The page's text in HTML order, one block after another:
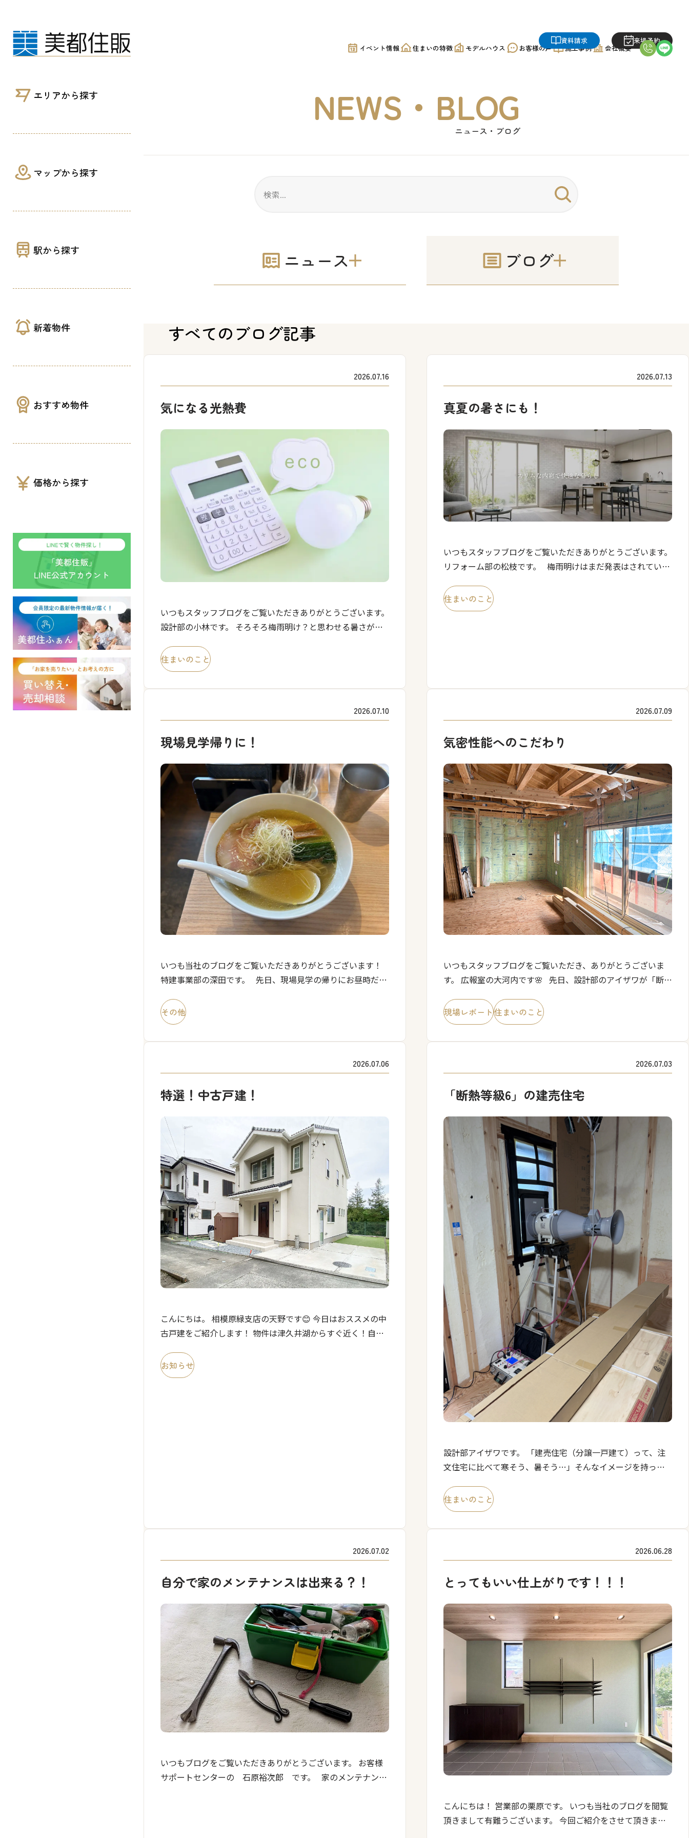
ニュース・ブログ｜現場レポート・お知らせ｜美都住販
エリアから探す
マップから探す
駅から探す
新着物件
おすすめ物件
価格から探す
イベント情報 住まいの特徴 モデルハウス お客様の声 施工事例 会社概要
資料請求 来場予約
NEWS・BLOG
ニュース・ブログ
ニュース ブログ
すべてのブログ記事
2026.07.16
気になる光熱費
いつもスタッフブログをご覧いただきありがとうございます。
設計部の小林です。 そろそろ梅雨明け？と思わせる暑さが続
代が気になり、久しぶりにチェックしてみました。 我 […]
住まいのこと
2026.07.13
真夏の暑さにも！
いつもスタッフブログをご覧いただきありがとうございます。
リフォーム部の松枝です。 梅雨明けはまだ発表はされていま
も有効な内窓設置をオススメさせていた […]
住まいのこと
2026.07.10
現場見学帰りに！
いつも当社のブログをご覧いただきありがとうございます！
特建事業部の深田です。 先日、現場見学の帰りにお昼時だっ
前は「中村麺三郎商店」 どうやら醤油 […]
その他
2026.07.09
気密性能へのこだわり
いつもスタッフブログをご覧いただき、ありがとうございま
す。 広報室の大河内です🌸 先日、設計部のアイザワが「断熱
える気密性についてご紹介しました。 「 […]
現場レポート住まいのこと
2026.07.06
特選！中古戸建！
こんにちは。 相模原緑支店の天野です😊 今日はおススメの中
古戸建をご紹介します！ 物件は津久井湖からすぐ近く！自然
住宅！ 開放感のあるリビング！ 憧れのアイランドキ […]
お知らせ
2026.07.03
「断熱等級6」の建売住宅
設計部アイザワです。 「建売住宅（分譲一戸建て）って、注
文住宅に比べて寒そう、暑そう…」そんなイメージを持って
6」をクリアした住宅です。 冬暖かく、夏涼しい快適性、 […]
住まいのこと
2026.07.02
自分で家のメンテナンスは出来る？！
いつもブログをご覧いただきありがとうございます。 お客様
サポートセンターの 石原裕次郎 です。 家のメンテナンス
2026.06.28
とってもいい仕上がりです！！！
こんにちは！ 営業部の栗原です。 いつも当社のブログを閲覧
頂きまして有難うございます。 今回ご紹介をさせて頂きます